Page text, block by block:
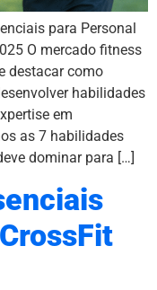
para Personal
O mercado fitness
destacar como
habilidades
em
as 7 habilidades
dominar para […]